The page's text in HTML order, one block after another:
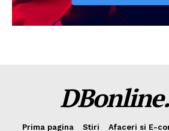
Prima pagina Stiri Afaceri si E-